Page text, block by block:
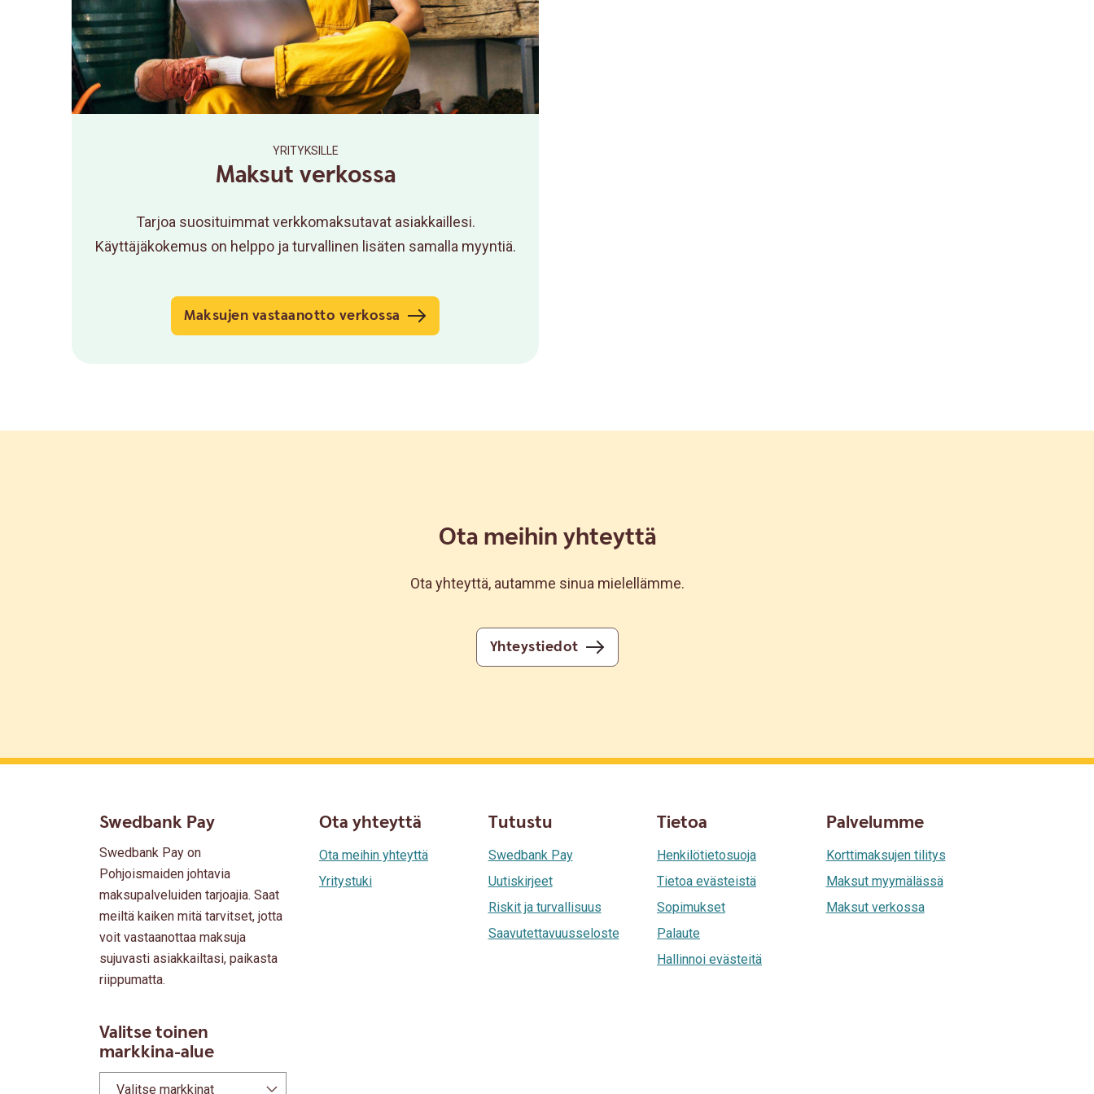
YRITYKSILLE
Maksut verkossa
Tarjoa suosituimmat verkkomaksutavat asiakkaillesi.
Käyttäjäkokemus on helppo ja turvallinen lisäten samalla myyntiä.
Maksujen vastaanotto verkossa
Ota meihin yhteyttä
Ota yhteyttä, autamme sinua mielellämme.
Yhteystiedot
Swedbank Pay
Swedbank Pay on
Pohjoismaiden johtavia
maksupalveluiden tarjoajia. Saat
meiltä kaiken mitä tarvitset, jotta
voit vastaanottaa maksuja
sujuvasti asiakkailtasi, paikasta
riippumatta.
Valitse toinen
markkina-alue
Valitse markkinat
Ota yhteyttä
Ota meihin yhteyttä
Yritystuki
Tutustu
Swedbank Pay
Uutiskirjeet
Riskit ja turvallisuus
Saavutettavuusseloste
Tietoa
Henkilötietosuoja
Tietoa evästeistä
Sopimukset
Palaute
Hallinnoi evästeitä
Palvelumme
Korttimaksujen tilitys
Maksut myymälässä
Maksut verkossa